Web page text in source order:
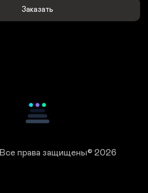
Заказать
Все права защищены© 2026